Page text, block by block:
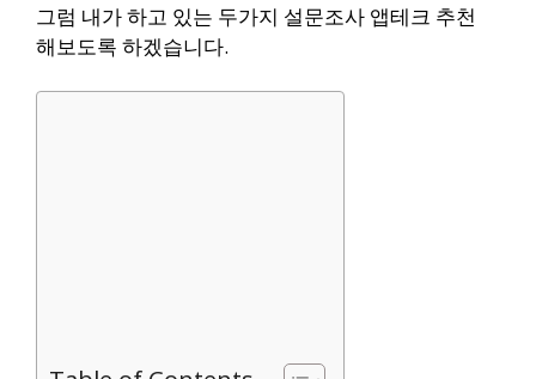
그럼 내가 하고 있는 두가지 설문조사 앱테크 추천
해보도록 하겠습니다.